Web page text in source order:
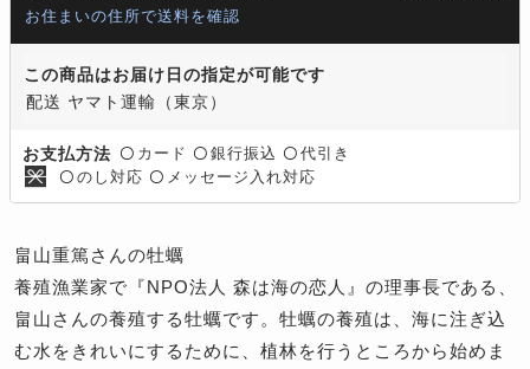
お住まいの住所で送料を確認
この商品はお届け日の指定が可能です
配送 ヤマト運輸（東京）
お支払方法 〇 カード 〇 銀行振込 〇 代引き
〇 のし対応 〇 メッセージ入れ対応
畠山重篤さんの牡蠣
養殖漁業家で『NPO法人 森は海の恋人』の理事長である、
畠山さんの養殖する牡蠣です。牡蠣の養殖は、海に注ぎ込
む水をきれいにするために、植林を行うところから始めま